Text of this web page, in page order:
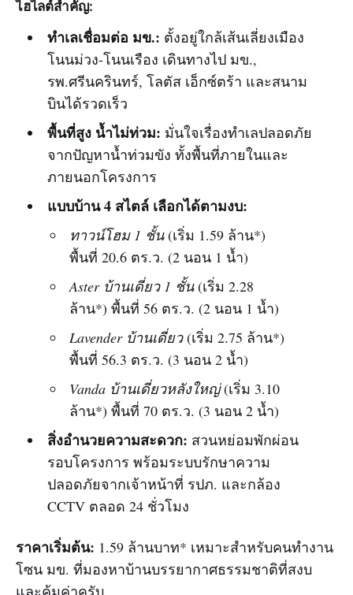
ไฮไลต์สำคัญ:
ทำเลเชื่อมต่อ มข.: ตั้งอยู่ใกล้เส้นเลี่ยงเมือง
โนนม่วง-โนนเรือง เดินทางไป มข.,
รพ.ศรีนครินทร์, โลตัส เอ็กซ์ตร้า และสนาม
บินได้รวดเร็ว
พื้นที่สูง น้ำไม่ท่วม: มั่นใจเรื่องทำเลปลอดภัย
จากปัญหาน้ำท่วมขัง ทั้งพื้นที่ภายในและ
ภายนอกโครงการ
แบบบ้าน 4 สไตล์ เลือกได้ตามงบ:
ทาวน์โฮม 1 ชั้น(เริ่ม 1.59 ล้าน*)
พื้นที่ 20.6 ตร.ว. (2 นอน 1 น้ำ)
Aster บ้านเดี่ยว 1 ชั้น(เริ่ม 2.28
ล้าน*) พื้นที่ 56 ตร.ว. (2 นอน 1 น้ำ)
Lavender บ้านเดี่ยว(เริ่ม 2.75 ล้าน*)
พื้นที่ 56.3 ตร.ว. (3 นอน 2 น้ำ)
Vanda บ้านเดี่ยวหลังใหญ่(เริ่ม 3.10
ล้าน*) พื้นที่ 70 ตร.ว. (3 นอน 2 น้ำ)
สิ่งอำนวยความสะดวก: สวนหย่อมพักผ่อน
รอบโครงการ พร้อมระบบรักษาความ
ปลอดภัยจากเจ้าหน้าที่ รปภ. และกล้อง
CCTV ตลอด 24 ชั่วโมง
ราคาเริ่มต้น: 1.59 ล้านบาท* เหมาะสำหรับคนทำงาน
โซน มข. ที่มองหาบ้านบรรยากาศธรรมชาติที่สงบ
และคุ้มค่าครับ